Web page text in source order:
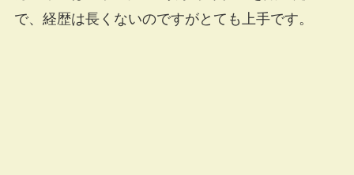
で、経歴は長くないのですがとても上手です。